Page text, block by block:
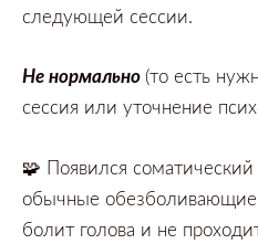
следующей сессии.
Не нормально (то есть
сессия или уточнение
🧩 Появился
обычные обезболивающие
болит голова и не